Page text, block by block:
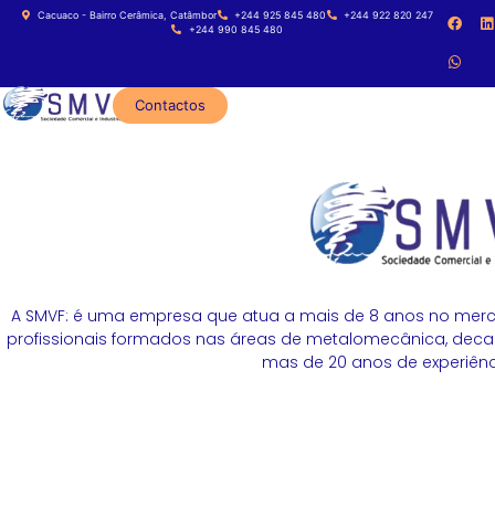
Cacuaco - Bairro Cerâmica, Catâmbor +244 925 845 480
+244 922 820 247
+244 990 845 480
Contactos
A SMVF: é uma empresa que atua a mais de 8 anos no
profissionais formados nas áreas de metalomecânica,
mas de 20 anos de